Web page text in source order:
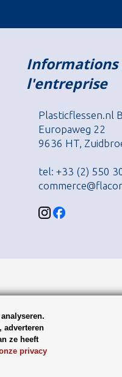
Informations
l'entreprise
Plasticflessen.nl
Europaweg 22
9636 HT,
tel: +33 (2) 550
adverteren
ze heeft
privacy